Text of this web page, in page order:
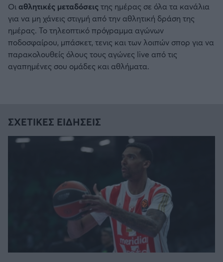
FOLLOW US
Οι αθλητικές μεταδόσειςτης ημέρας σε όλα τα κανάλια
για να μη χάνεις στιγμή από την αθλητική δράση της
ημέρας. Το τηλεοπτικό πρόγραμμα αγώνων
ποδοσφαίρου, μπάσκετ, τενις και των λοιπών σπορ για να
παρακολουθείς όλους τους αγώνες live από τις
αγαπημένες σου ομάδες και αθλήματα.
ΣΧΕΤΙΚΕΣ ΕΙΔΗΣΕΙΣ